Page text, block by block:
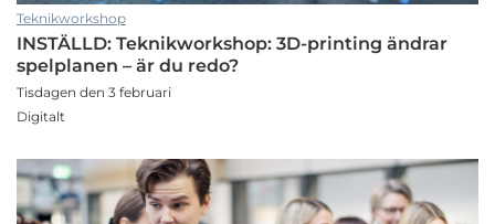
Teknikworkshop
INSTÄLLD: Teknikworkshop: 3D-printing ändrar
spelplanen – är du redo?
Tisdagen den 3 februari
Digitalt